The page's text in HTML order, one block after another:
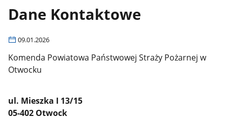
Dane Kontaktowe
09.01.2026
Komenda Powiatowa Państwowej Straży Pożarnej w
Otwocku
ul. Mieszka I 13/15
05-402 Otwock